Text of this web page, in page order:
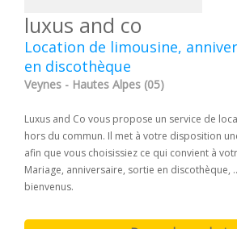
luxus and co
Location de limousine,
en discothèque
Veynes - Hautes Alpes (05)
Luxus and Co vous propose un service de
hors du commun. Il met à votre disposition
afin que vous choisissiez ce qui convient à
Mariage, anniversaire, sortie en discothèque,
bienvenus.